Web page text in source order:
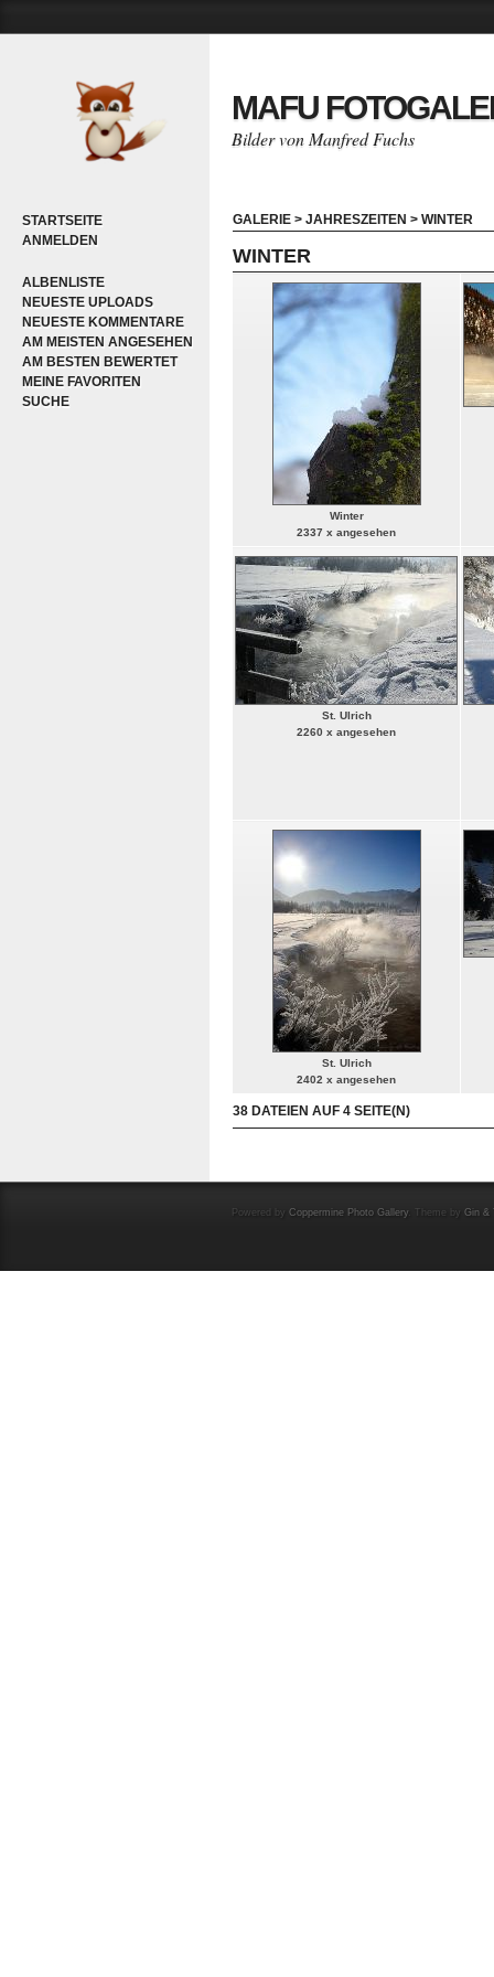
STARTSEITE
ANMELDEN
ALBENLISTE
NEUESTE UPLOADS
NEUESTE KOMMENTARE
AM MEISTEN ANGESEHEN
AM BESTEN BEWERTET
MEINE FAVORITEN
SUCHE
MAFU
Bilder von Manfred Fuchs
GALERIE > JAHRESZEITEN > WINTER
WINTER
Winter
2337 x angesehen
St. Ulrich
2260 x angesehen
St. Ulrich
2402 x angesehen
38 DATEIEN AUF 4 SEITE(N)
Powered by Coppermine Photo Gallery. Theme by Gin &